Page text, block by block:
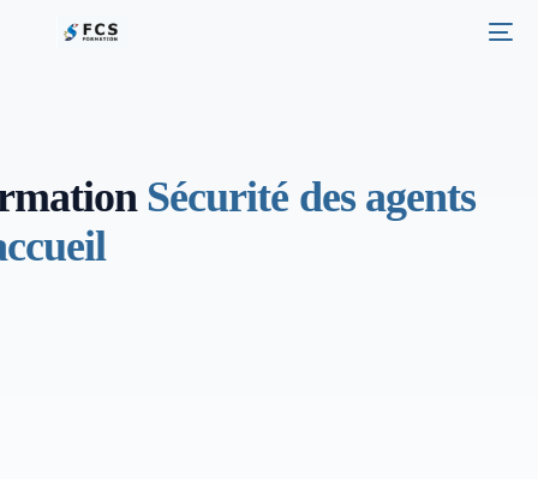
Sécurité des agents